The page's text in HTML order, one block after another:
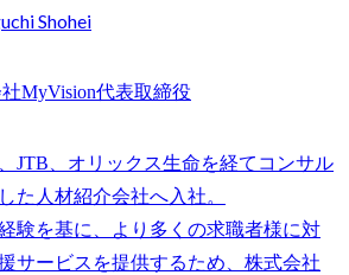
Shohei
MyVision代表取締役
JTB、オリックス生命を経てコンサル
た人材紹介会社へ入社。
験を基に、より多くの求職者様に対
サービスを提供するため、株式会社